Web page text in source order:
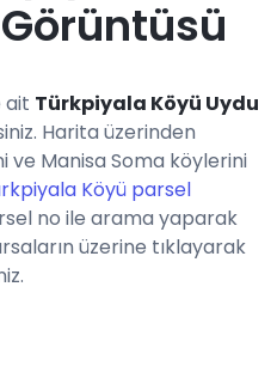
ait Türkpiyala Köyü Uydu
Harita üzerinden
ve Manisa Soma köylerini
Köyü parsel
no ile arama yaparak
üzerine tıklayarak